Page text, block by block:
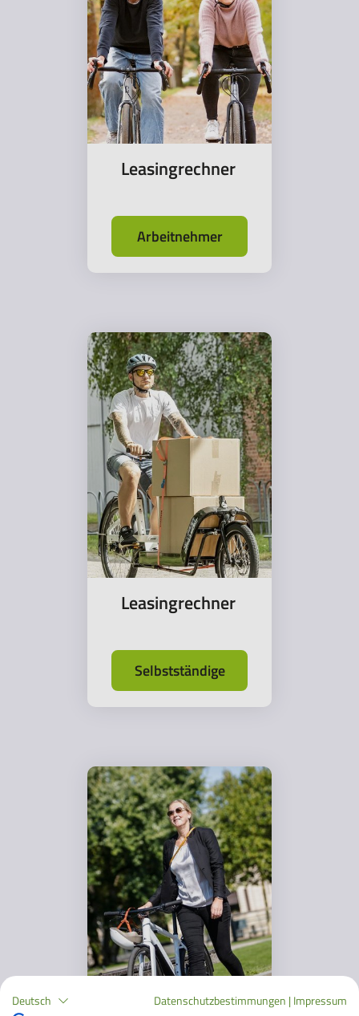
Leasingrechner
Arbeitnehmer
Leasingrechner
Selbstständige
Deutsch Datenschutzbestimmungen |Impressum